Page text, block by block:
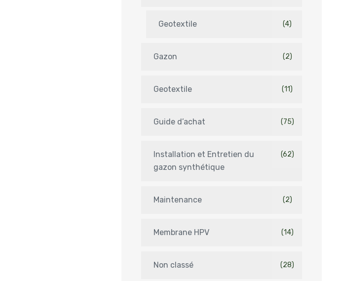
Geotextile (4)
Gazon (2)
Geotextile (11)
Guide d’achat (75)
Installation et Entretien du
gazon synthétique
(62)
Maintenance (2)
Membrane HPV (14)
Non classé (28)